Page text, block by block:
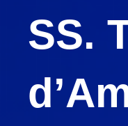
SS.